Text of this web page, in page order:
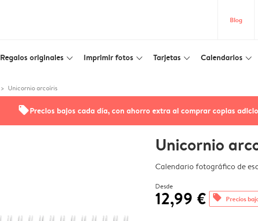
Blog
Regalos originales slim_arrow_down Imprimir fotos slim_arrow_down Tarjetas slim_arrow_down Calendarios slim_arrow_down
Unicornio arcoíris
offersPrecios bajos cada día, con ahorro extra al comprar copias
Unicornio
Calendario fotográfico de
Desde
12,99 € offers Precios